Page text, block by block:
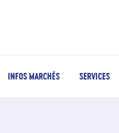
INFOS MARCHÉS SERVICES